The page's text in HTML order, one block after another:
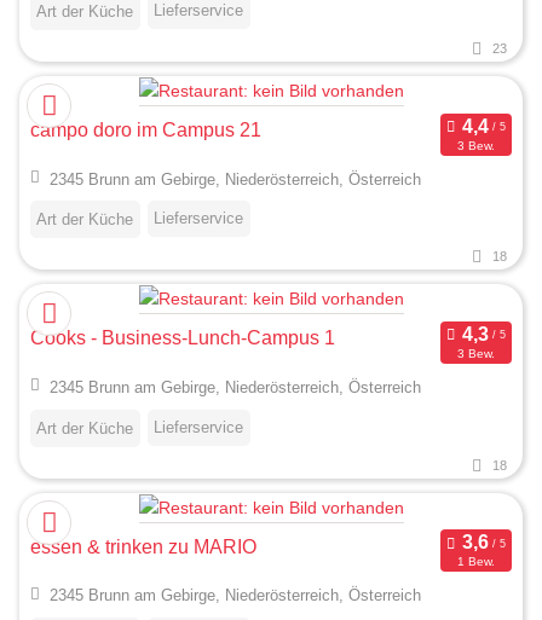
Art der Küche Lieferservice
23
campo doro im Campus 21
3 Bew.
2345 Brunn am Gebirge, Niederösterreich, Österreich
Art der Küche Lieferservice
18
Cooks - Business-Lunch-Campus 1
3 Bew.
2345 Brunn am Gebirge, Niederösterreich, Österreich
Art der Küche Lieferservice
18
essen & trinken zu MARIO
1 Bew.
2345 Brunn am Gebirge, Niederösterreich, Österreich